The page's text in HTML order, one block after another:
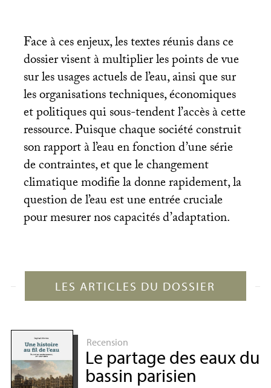
Face à ces enjeux, les textes réunis dans ce
dossier visent à multiplier les points de vue
sur les usages actuels de l’eau, ainsi que sur
les organisations techniques, économiques
et politiques qui sous-tendent l’accès à cette
ressource. Puisque chaque société construit
son rapport à l’eau en fonction d’une série
de contraintes, et que le changement
climatique modifie la donne rapidement, la
question de l’eau est une entrée cruciale
pour mesurer nos capacités d’adaptation.
LES ARTICLES DU DOSSIER
Recension
Le partage des eaux du
bassin parisien